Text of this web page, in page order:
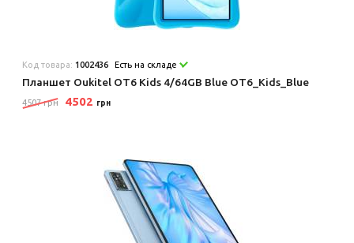
Код товара: 1002436 Есть на складе
Планшет Oukitel OT6 Kids 4/64GB Blue OT6_Kids_Blue
4507 грн 4502 грн